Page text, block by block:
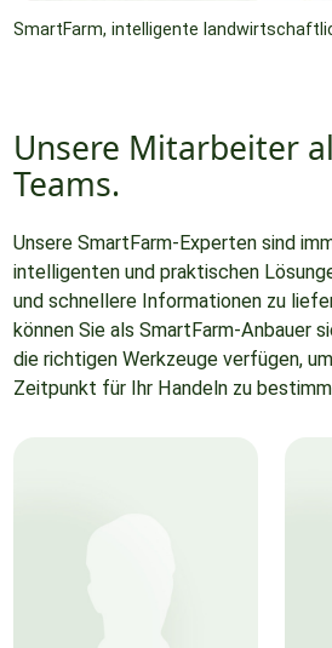
SmartFarm, intelligente
Unsere Mitarbeiter
Teams.
Unsere SmartFarm-Experten sind
intelligenten und praktischen
und schnellere Informationen zu
können Sie als SmartFarm-Anbauer
die richtigen Werkzeuge verfügen,
Zeitpunkt für Ihr Handeln zu